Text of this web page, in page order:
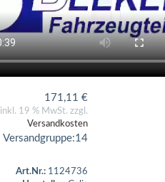
171,11 €
inkl. 19 % MwSt. zzgl.
Versandkosten
Versandgruppe:14
Art.Nr.: 1124736